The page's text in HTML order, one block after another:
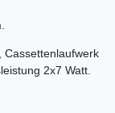
Cassettenlaufwerk
2x7 Watt.